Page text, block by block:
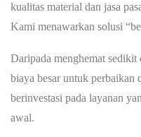
kualitas material dan jasa
Kami menawarkan solusi
Daripada menghemat
biaya besar untuk
berinvestasi pada layanan
awal.